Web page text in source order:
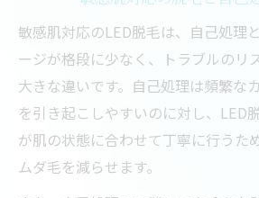
敏感肌対応のLED脱毛は、自己処理
ージが格段に少なく、トラブルのリ
大きな違いです。自己処理は頻繁な
を引き起こしやすいのに対し、LED
が肌の状態に合わせて丁寧に行うた
ムダ毛を減らせます。